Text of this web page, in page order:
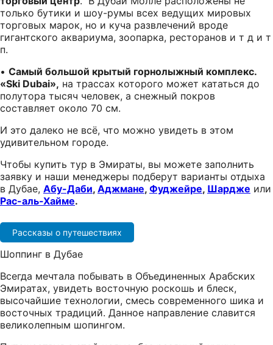
только бутики и шоу-румы всех ведущих мировых
торговых марок, но и куча развлечений вроде
гигантского аквариума, зоопарка, ресторанов и т д и т
п.
• Самый большой крытый горнолыжный комплекс.
«Ski Dubai», на трассах которого может кататься до
полутора тысяч человек, а снежный покров
составляет около 70 см.
И это далеко не всё, что можно увидеть в этом
удивительном городе.
Чтобы купить тур в Эмираты, вы можете заполнить
заявку и наши менеджеры подберут варианты отдыха
в Дубае, Абу-Даби, Аджмане, Фуджейре, Шардже или
Рас-аль-Хайме.
Рассказы о путешествиях
Шоппинг в Дубае
Всегда мечтала побывать в Объединенных Арабских
Эмиратах, увидеть восточную роскошь и блеск,
высочайшие технологии, смесь современного шика и
восточных традиций. Данное направление славится
великолепным шопингом.